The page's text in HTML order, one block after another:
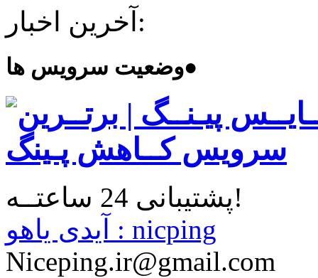
آخرین اخبار:
وضعیت سرویس ها●
پشتیبانی 24 ساعتــه!
آیدی یاهو : nicping
Niceping.ir@gmail.com